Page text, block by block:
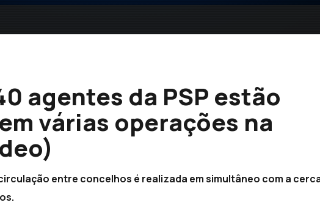
agentes da PSP estão
várias operações na
entre concelhos é realizada em simultâneo com a